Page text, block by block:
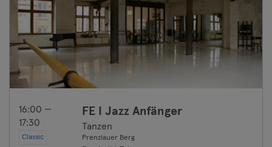
16:00 —
17:30
Classic
FE I Jazz Anfänger
Tanzen
Prenzlauer Berg